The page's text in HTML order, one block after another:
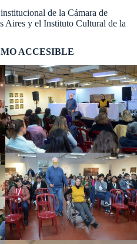
de la Cámara de
Aires y el Instituto Cultural de la
ACCESIBLE